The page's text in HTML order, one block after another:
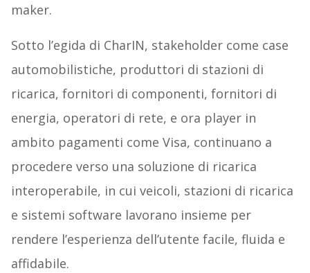
maker.
Sotto l’egida di CharIN, stakeholder come case
automobilistiche, produttori di stazioni di
ricarica, fornitori di componenti, fornitori di
energia, operatori di rete, e ora player in
ambito pagamenti come Visa, continuano a
procedere verso una soluzione di ricarica
interoperabile, in cui veicoli, stazioni di ricarica
e sistemi software lavorano insieme per
rendere l’esperienza dell’utente facile, fluida e
affidabile.